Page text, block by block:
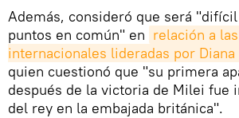
Además, consideró que será
puntos en común" en relación a
internacionales lideradas por
quien cuestionó que "su primera
después de la victoria de Milei fue
del rey en la embajada británica".